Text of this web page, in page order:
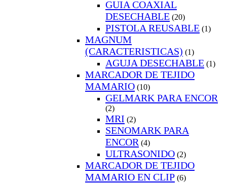
GUIA COAXIAL
DESECHABLE (20)
PISTOLA REUSABLE (1)
MAGNUM
(CARACTERISTICAS) (1)
AGUJA DESECHABLE (1)
MARCADOR DE TEJIDO
MAMARIO (10)
GELMARK PARA ENCOR
(2)
MRI (2)
SENOMARK PARA
ENCOR (4)
ULTRASONIDO (2)
MARCADOR DE TEJIDO
MAMARIO EN CLIP (6)